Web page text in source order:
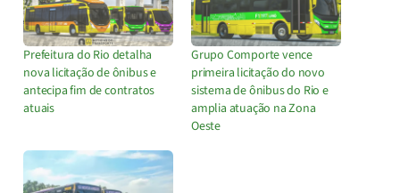
Prefeitura do Rio detalha
nova licitação de ônibus e
antecipa fim de contratos
atuais
Grupo Comporte vence
primeira licitação do novo
sistema de ônibus do Rio e
amplia atuação na Zona
Oeste